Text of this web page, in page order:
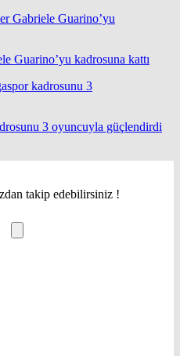
Guarino’yu kadrosuna kattı
3 oyuncuyla güçlendirdi
takip edebilirsiniz !